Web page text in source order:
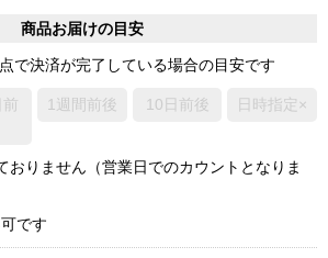
商品お届けの目安
で決済が完了している場合の目安です
1週間前後 10日前後 日時指定×
おりません（営業日でのカウントとなりま
です